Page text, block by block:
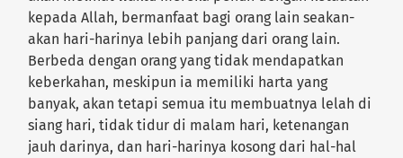
kepada Allah, bermanfaat bagi orang lain seakan-
akan hari-harinya lebih panjang dari orang lain.
Berbeda dengan orang yang tidak mendapatkan
keberkahan, meskipun ia memiliki harta yang
banyak, akan tetapi semua itu membuatnya lelah di
siang hari, tidak tidur di malam hari, ketenangan
jauh darinya, dan hari-harinya kosong dari hal-hal